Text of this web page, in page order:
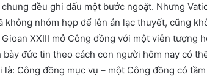
đều ghi dấu một bước ngoặt. Nhưng
không nhóm họp để lên án lạc thuyết, cũng
XXIII mở Công đồng với một viễn tượng
bày đức tin theo cách con người hôm nay có
là: Công đồng mục vụ – một Công đồng có